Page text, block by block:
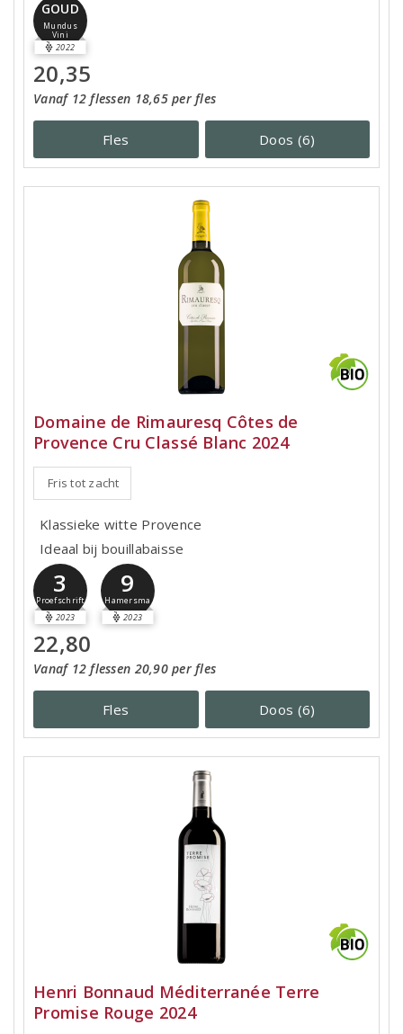
GOUD
Mundus
Vini
2022
20,35
Vanaf 12 flessen 18,65 per fles
Fles Doos (6)
Domaine de Rimauresq Côtes de
Provence Cru Classé Blanc 2024
Fris tot zacht
Klassieke witte Provence
Ideaal bij bouillabaisse
3
Proefschrift
2023
9
Hamersma
2023
22,80
Vanaf 12 flessen 20,90 per fles
Fles Doos (6)
Henri Bonnaud Méditerranée Terre
Promise Rouge 2024